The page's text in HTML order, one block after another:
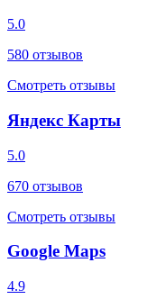
5.0
580 отзывов
Смотреть отзывы
Яндекс Карты
5.0
670 отзывов
Смотреть отзывы
Google Maps
4.9